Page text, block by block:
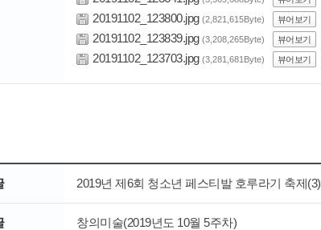
20191102_123800.jpg (2,821,615Byte) 뷰어보기
20191102_123839.jpg (3,208,265Byte) 뷰어보기
20191102_123703.jpg (3,281,681Byte) 뷰어보기
2019년 제6회 청소년 페스티발 호루라기 축제(3)
창의미술(2019년도 10월 5주차)